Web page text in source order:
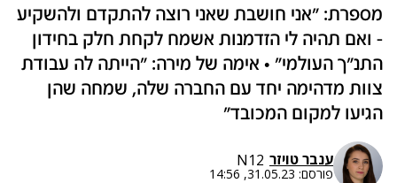
מספרת: ״אני חושבת שאני רוצה להתקדם ולהשקיע
- ואם תהיה לי הזדמנות אשמח לקחת חלק בחידון
התנ"ך העולמי״ • אימה של מירה: ״הייתה לה עבודת
צוות מדהימה יחד עם החברה שלה, שמחה שהן
הגיעו למקום המכובד״
ענבר טויזר N12
פורסם: 31.05.23, 14:56